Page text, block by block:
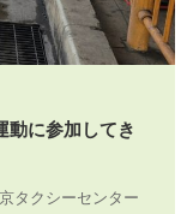
動に参加してき
タクシーセンター